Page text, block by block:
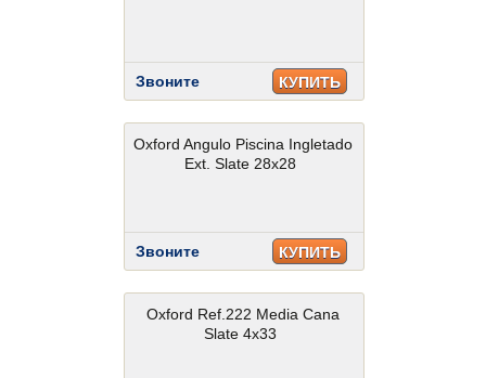
Звоните КУПИТЬ
Oxford Angulo Piscina Ingletado
Ext. Slate 28x28
Звоните КУПИТЬ
Oxford Ref.222 Media Cana
Slate 4x33